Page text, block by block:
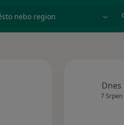
nebo region
Dnes
7 Srpen